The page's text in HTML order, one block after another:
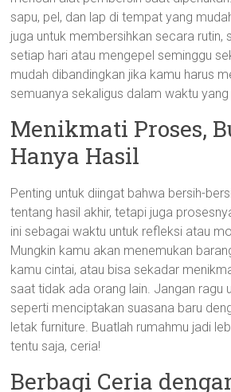
sapu, pel, dan lap di tempat yang
juga untuk membersihkan secara rutin,
setiap hari atau mengepel seminggu
mudah dibandingkan jika kamu harus
semuanya sekaligus dalam waktu yang
Menikmati Proses,
Hanya Hasil
Penting untuk diingat bahwa bersih-
tentang hasil akhir, tetapi juga
ini sebagai waktu untuk refleksi atau
Mungkin kamu akan menemukan
kamu cintai, atau bisa sekadar
saat tidak ada orang lain. Jangan ragu
seperti menciptakan suasana baru
letak furniture. Buatlah rumahmu jadi
tentu saja, ceria!
Berbagi Ceria